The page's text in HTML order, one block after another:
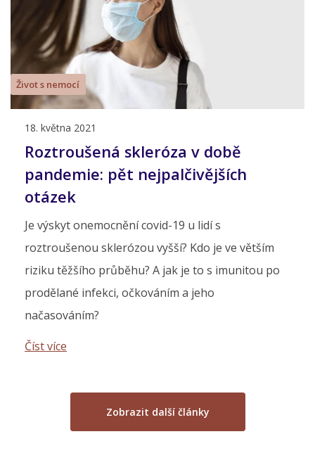
Život s nemocí
18. května 2021
Roztroušená skleróza v době
pandemie: pět nejpalčivějších
otázek
Je výskyt onemocnění covid-19 u lidí s
roztroušenou sklerózou vyšší? Kdo je ve větším
riziku těžšího průběhu? A jak je to s imunitou po
prodělané infekci, očkováním a jeho
načasováním?
Číst více
Zobrazit další články